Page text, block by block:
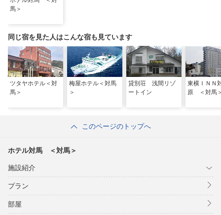
馬＞
同じ宿を見た人はこんな宿も見ています
ツタヤホテル＜対
馬＞
梅屋ホテル＜対馬
＞
貸別荘 浅間リゾ
ートイン
東横ＩＮＮ
原 ＜対馬
このページのトップへ
ホテル対馬 ＜対馬＞
施設紹介
プラン
部屋